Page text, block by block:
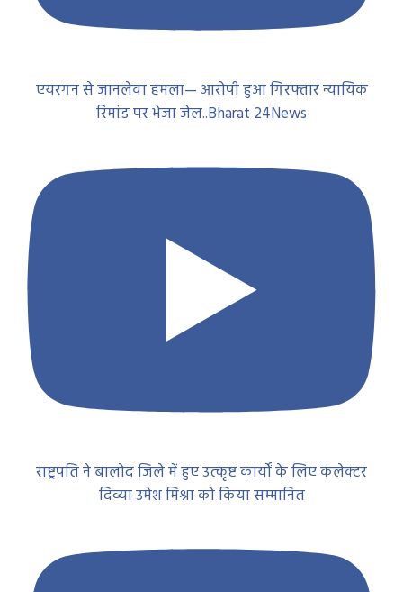
एयरगन से जानलेवा हमला— आरोपी हुआ गिरफ्तार न्यायिक
रिमांड पर भेजा जेल..Bharat 24News
राष्ट्रपति ने बालोद जिले में हुए उत्कृष्ट कार्यों के लिए कलेक्टर
दिव्या उमेश मिश्रा को किया सम्मानित